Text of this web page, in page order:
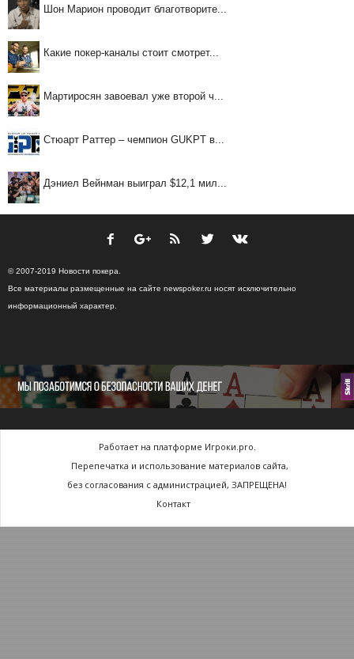
Шон Марион проводит благотворите...
Какие покер-каналы стоит смотрет...
Мартиросян завоевал уже второй ч...
Стюарт Раттер – чемпион GUKPT в...
Дэниел Вейнман выиграл $12,1 мил...
© 2007-2019 Новости покера.
Все материалы размещенные на сайте newspoker.ru носят исключительно
информационный характер.
Работает на платформе Игроки.pro.
Перепечатка и использование материалов сайта,
без согласования с администрацией, ЗАПРЕЩЕНА!
Контакт